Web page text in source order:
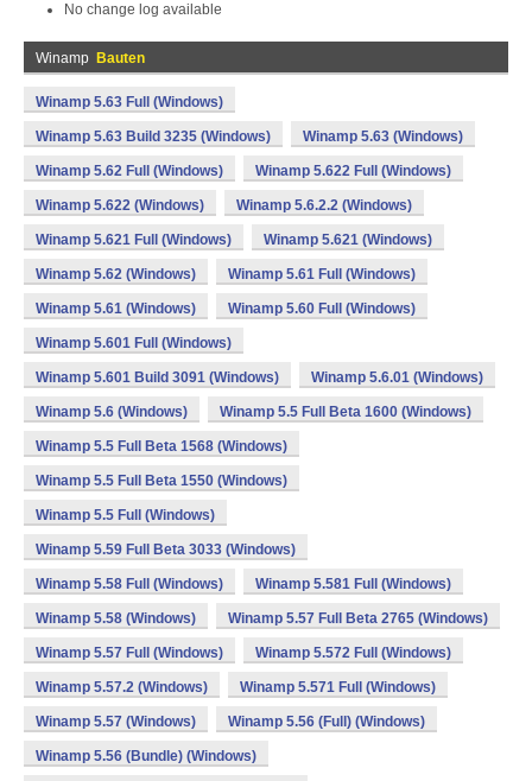
No change log available
Winamp Bauten
Winamp 5.63 Full (Windows)
Winamp 5.63 Build 3235 (Windows) Winamp 5.63 (Windows)
Winamp 5.62 Full (Windows) Winamp 5.622 Full (Windows)
Winamp 5.622 (Windows) Winamp 5.6.2.2 (Windows)
Winamp 5.621 Full (Windows) Winamp 5.621 (Windows)
Winamp 5.62 (Windows) Winamp 5.61 Full (Windows)
Winamp 5.61 (Windows) Winamp 5.60 Full (Windows)
Winamp 5.601 Full (Windows)
Winamp 5.601 Build 3091 (Windows) Winamp 5.6.01 (Windows)
Winamp 5.6 (Windows) Winamp 5.5 Full Beta 1600 (Windows)
Winamp 5.5 Full Beta 1568 (Windows)
Winamp 5.5 Full Beta 1550 (Windows)
Winamp 5.5 Full (Windows)
Winamp 5.59 Full Beta 3033 (Windows)
Winamp 5.58 Full (Windows) Winamp 5.581 Full (Windows)
Winamp 5.58 (Windows) Winamp 5.57 Full Beta 2765 (Windows)
Winamp 5.57 Full (Windows) Winamp 5.572 Full (Windows)
Winamp 5.57.2 (Windows) Winamp 5.571 Full (Windows)
Winamp 5.57 (Windows) Winamp 5.56 (Full) (Windows)
Winamp 5.56 (Bundle) (Windows)